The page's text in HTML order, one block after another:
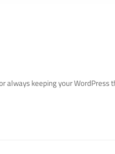
always keeping your